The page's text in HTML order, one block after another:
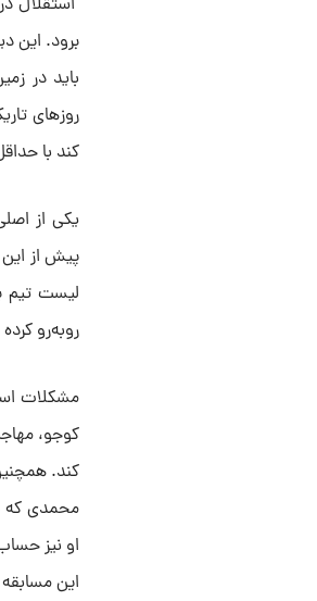
استقلال
برود. این
باید در
روز‌های
کند با
یکی از
پیش از
لیست تیم
روبه‌رو
مشکلات
کوجو،
کند.
محمدی که
او نیز
این